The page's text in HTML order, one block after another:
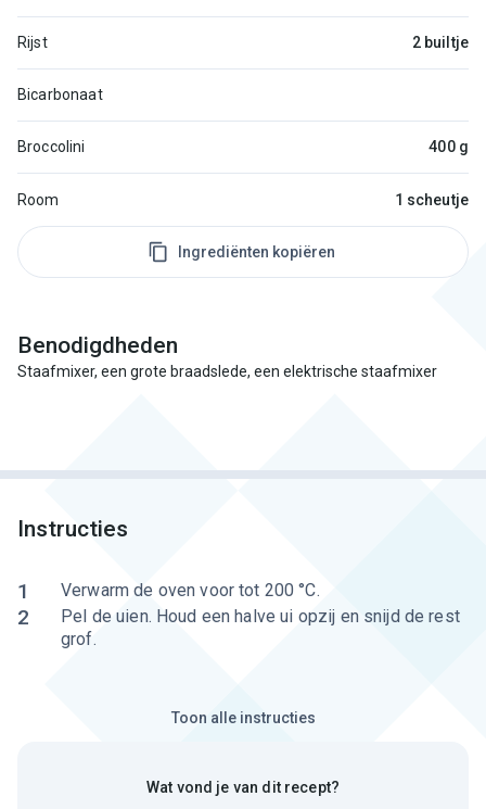
Rijst 2 builtje
Bicarbonaat
Broccolini 400 g
Room 1 scheutje
Ingrediënten kopiëren
Benodigdheden
Staafmixer, een grote braadslede, een elektrische staafmixer
Instructies
1 Verwarm de oven voor tot 200 °C.
2
Pel de uien. Houd een halve ui opzij en snijd de rest
grof.
Toon alle instructies
Wat vond je van dit recept?